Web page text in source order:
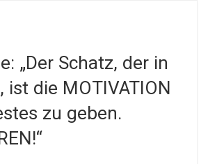
„Der Schatz, der in
ist die MOTIVATION
zu geben.